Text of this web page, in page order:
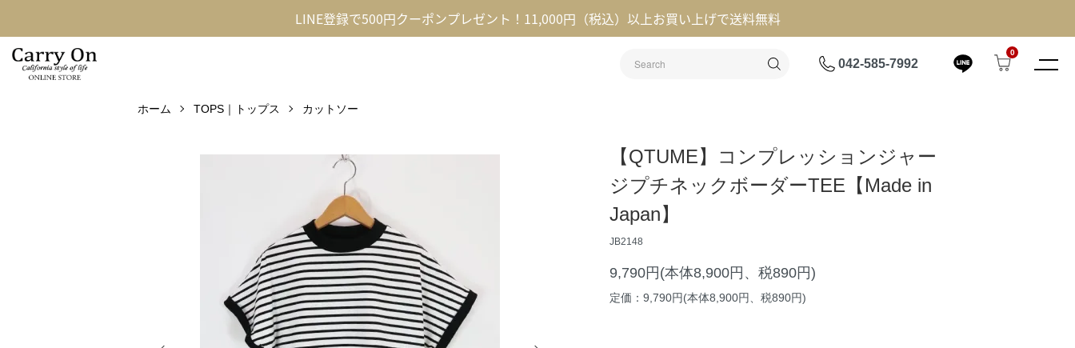
LINE登録で500円クーポンプレゼント！11,000円（税込）以上お買い上げで送料無料
042-585-7992
0
ホーム TOPS｜トップス カットソー
【QTUME】コンプレッションジャー
ジプチネックボーダーTEE【Made in
Japan】
JB2148
9,790円(本体8,900円、税890円)
定価：9,790円(本体8,900円、税890円)